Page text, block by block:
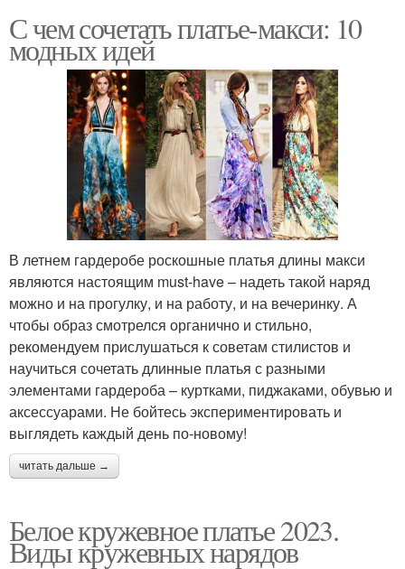
С чем сочетать платье-макси: 10
модных идей
В летнем гардеробе роскошные платья длины макси
являются настоящим must-have – надеть такой наряд
можно и на прогулку, и на работу, и на вечеринку. А
чтобы образ смотрелся органично и стильно,
рекомендуем прислушаться к советам стилистов и
научиться сочетать длинные платья с разными
элементами гардероба – куртками, пиджаками, обувью и
аксессуарами. Не бойтесь экспериментировать и
выглядеть каждый день по-новому!
читать дальше →
Белое кружевное платье 2023.
Виды кружевных нарядов